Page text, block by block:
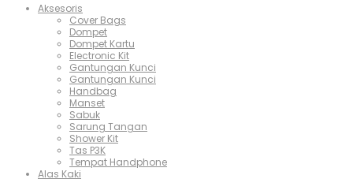
Aksesoris
Cover Bags
Dompet
Dompet Kartu
Electronic Kit
Gantungan Kunci
Gantungan Kunci
Handbag
Manset
Sabuk
Sarung Tangan
Shower Kit
Tas P3K
Tempat Handphone
Alas Kaki